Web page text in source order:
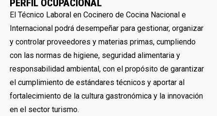
PERFIL OCUPACIONAL
El Técnico Laboral en Cocinero de Cocina Nacional e
Internacional podrá desempeñar para gestionar, organizar
y controlar proveedores y materias primas, cumpliendo
con las normas de higiene, seguridad alimentaria y
responsabilidad ambiental, con el propósito de garantizar
el cumplimiento de estándares técnicos y aportar al
fortalecimiento de la cultura gastronómica y la innovación
en el sector turismo.